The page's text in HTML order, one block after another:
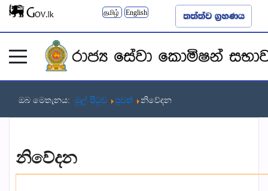
தமிழ் English
ඔබ මෙතැනය: මුල් පිටුව පුවත් නිවේදන
නිවේදන